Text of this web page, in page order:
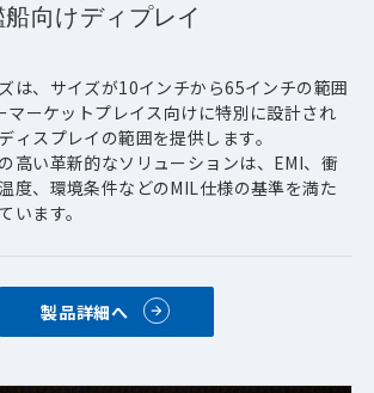
向けディプレイ
は、サイズが10インチから65インチの範囲
マーケットプレイス向けに特別に設計され
ィスプレイの範囲を提供します。
高い革新的なソリューションは、EMI、衝
度、環境条件などのMIL仕様の基準を満た
います。
製品詳細へ